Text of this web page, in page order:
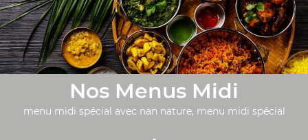
Nos Menus Midi
menu midi spécial avec nan nature, menu midi spécial